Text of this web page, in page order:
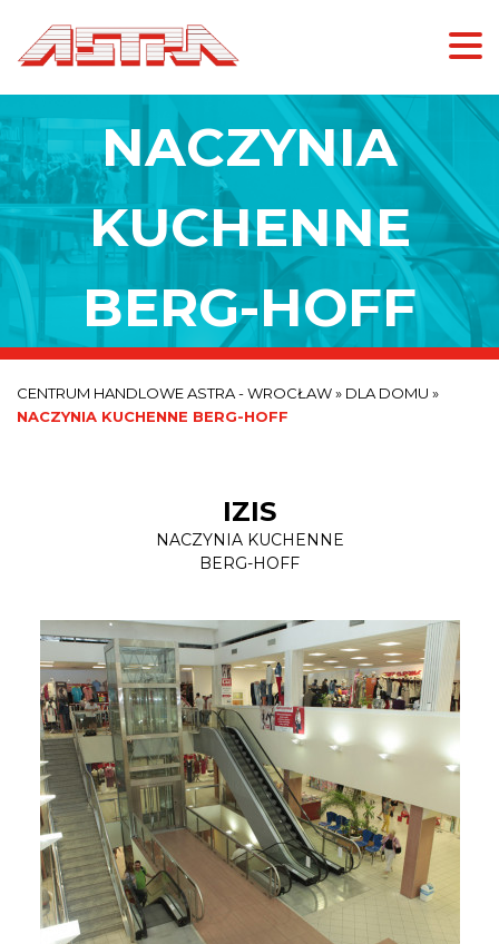
NACZYNIA
KUCHENNE
BERG-HOFF
CENTRUM HANDLOWE ASTRA - WROCŁAW» DLA DOMU »
NACZYNIA KUCHENNE BERG-HOFF
IZIS
NACZYNIA KUCHENNE
BERG-HOFF